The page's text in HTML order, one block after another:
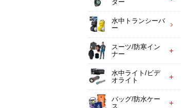
ター
水中トランシーバ
ー
スーツ/防寒イン
ナー
水中ライト/ビデ
オライト
バッグ/防水ケー
ス